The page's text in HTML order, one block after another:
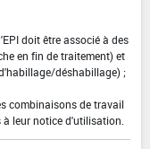
doit être associé à des
en fin de traitement) et
déshabillage) ;
combinaisons de travail
à leur notice d'utilisation.